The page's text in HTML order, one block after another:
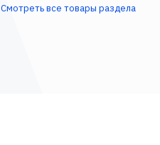
Смотреть все товары раздела